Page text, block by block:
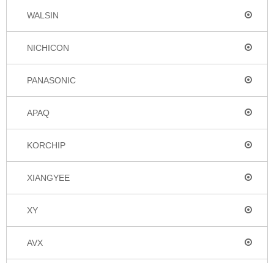
WALSIN
NICHICON
PANASONIC
APAQ
KORCHIP
XIANGYEE
XY
AVX